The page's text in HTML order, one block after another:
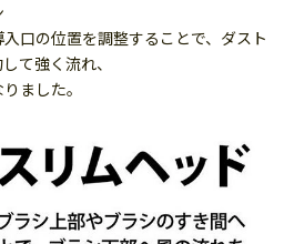
口の位置を調整することで、ダスト
て強く流れ、
ました。